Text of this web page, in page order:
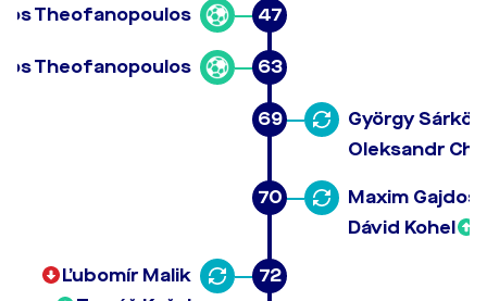
47
Theofanopoulos
63
Theofanopoulos
69
György
Oleksandr
70
Maxim
Dávid Kohel
72
Ľubomír Malik